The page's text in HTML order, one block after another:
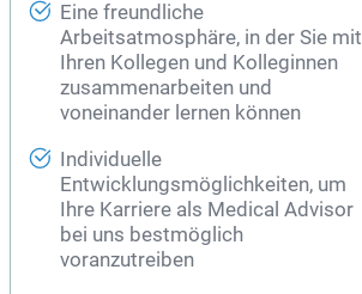
Eine freundliche
Arbeitsatmosphäre, in der Sie mit
Ihren Kollegen und Kolleginnen
zusammenarbeiten und
voneinander lernen können
Individuelle
Entwicklungsmöglichkeiten, um
Ihre Karriere als Medical Advisor
bei uns bestmöglich
voranzutreiben